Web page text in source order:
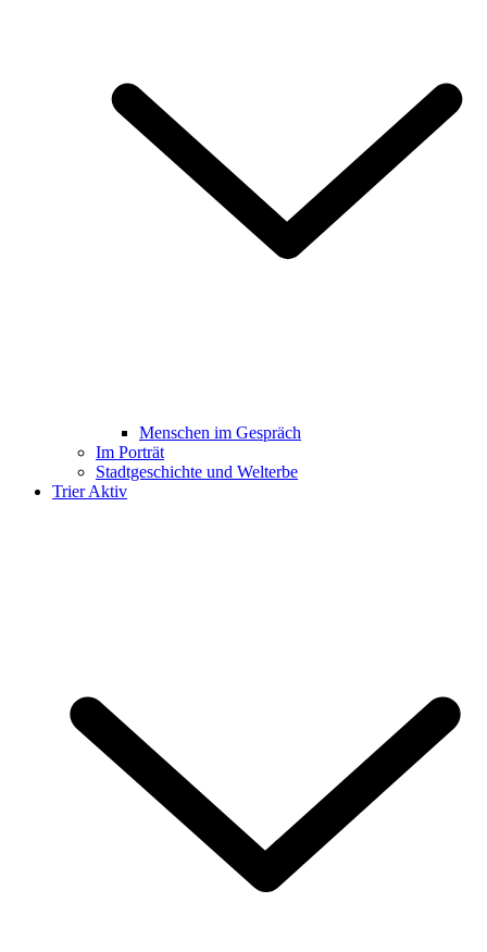
Menschen im Gespräch
Im Porträt
Stadtgeschichte und Welterbe
Trier Aktiv